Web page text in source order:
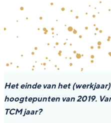
Het einde van het
hoogtepunten van 2019.
TCM jaar?